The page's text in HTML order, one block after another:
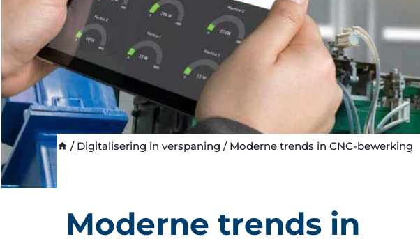
/ Digitalisering in verspaning / Moderne trends in CNC-bewerking
Moderne trends in